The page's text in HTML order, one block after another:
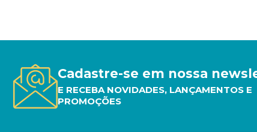
Cadastre-se em nossa
E RECEBA NOVIDADES, LANÇAMENTOS E
PROMOÇÕES